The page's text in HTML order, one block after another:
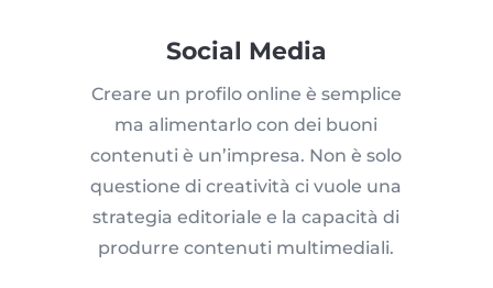
Social Media
Creare un profilo online è semplice
ma alimentarlo con dei buoni
contenuti è un’impresa. Non è solo
questione di creatività ci vuole una
strategia editoriale e la capacità di
produrre contenuti multimediali.